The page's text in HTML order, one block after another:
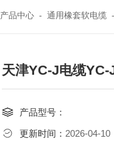
产品中心- 通用橡套软电缆-
天津YC-J电缆
产品型号：
更新时间： 2026-04-10